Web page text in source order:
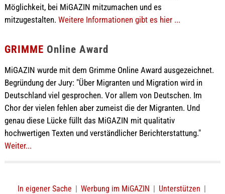
Möglichkeit, bei MiGAZIN mitzumachen und es
mitzugestalten. Weitere Informationen gibt es hier ...
GRIMME Online Award
MiGAZIN wurde mit dem Grimme Online Award ausgezeichnet.
Begründung der Jury: "Über Migranten und Migration wird in
Deutschland viel gesprochen. Vor allem von Deutschen. Im
Chor der vielen fehlen aber zumeist die der Migranten. Und
genau diese Lücke füllt das MiGAZIN mit qualitativ
hochwertigen Texten und verständlicher Berichterstattung."
Weiter...
In eigener Sache | Werbung im MiGAZIN | Unterstützen |